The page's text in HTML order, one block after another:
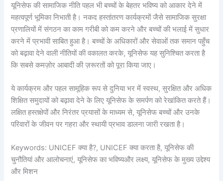
यूनिसेफ की सामाजिक नीति पहल भी बच्चों के बेहतर भविष्य को आकार देने में
महत्वपूर्ण भूमिका निभाती है। नकद हस्तांतरण कार्यक्रमों जैसे सामाजिक सुरक्षा
प्रणालियों में संगठन का काम गरीबी को कम करने और बच्चों की भलाई में सुधार
करने में प्रभावी साबित हुआ है। बच्चों के अधिकारों और सेवाओं तक समान पहुँच
को बढ़ावा देने वाली नीतियों की वकालत करके, यूनिसेफ यह सुनिश्चित करता है
कि सबसे कमज़ोर आबादी की ज़रूरतों को पूरा किया जाए।
ये कार्यक्रम और पहल सामूहिक रूप से दुनिया भर में स्वस्थ, सुरक्षित और अधिक
शिक्षित समुदायों को बढ़ावा देने के लिए यूनिसेफ के समर्पण को रेखांकित करते हैं।
लक्षित हस्तक्षेपों और निरंतर प्रयासों के माध्यम से, यूनिसेफ बच्चों और उनके
परिवारों के जीवन पर गहरा और स्थायी प्रभाव डालना जारी रखता है।
Keywords: UNICEF क्या है?, UNICEF क्या करता है, यूनिसेफ की
चुनौतियां और आलोचनाएं, यूनिसेफ का भविष्यऔर लक्ष्य, यूनिसेफ के मुख्य उद्देश्य
और मिशन